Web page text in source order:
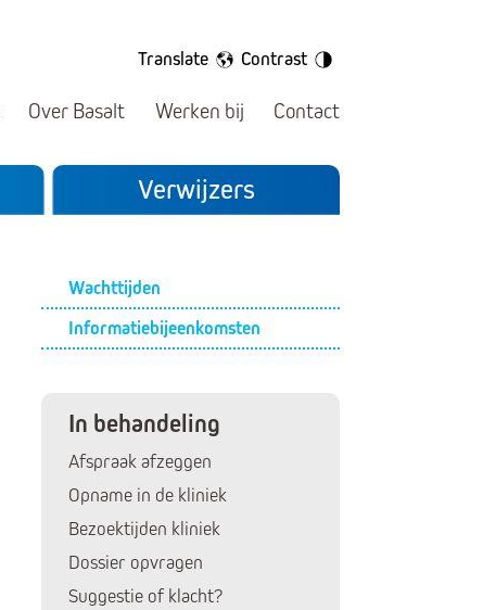
Translate
Contrast
Over Basalt Werken bij Contact
Verwijzers
Submenu
Wachttijden
Informatiebijeenkomsten
In behandeling
Afspraak afzeggen
Opname in de kliniek
Bezoektijden kliniek
Dossier opvragen
Suggestie of klacht?